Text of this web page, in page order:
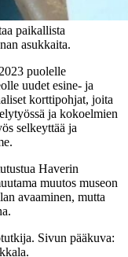
paikallista
asukkaita.
puolelle
uudet esine- ja
korttipohjat, joita
ja kokoelmien
selkeyttää ja
Haverin
muutos museon
avaaminen, mutta
Sivun pääkuva: